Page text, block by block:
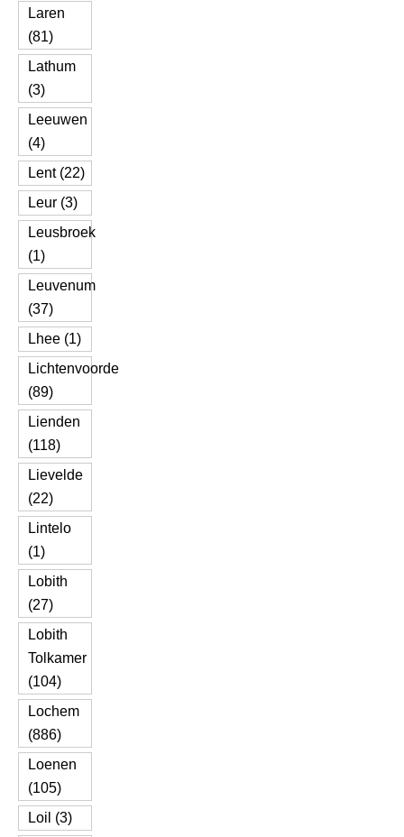
Laren
(81)
Lathum
(3)
Leeuwen
(4)
Lent (22)
Leur (3)
Leusbroek
(1)
Leuvenum
(37)
Lhee (1)
Lichtenvoorde
(89)
Lienden
(118)
Lievelde
(22)
Lintelo
(1)
Lobith
(27)
Lobith
Tolkamer
(104)
Lochem
(886)
Loenen
(105)
Loil (3)